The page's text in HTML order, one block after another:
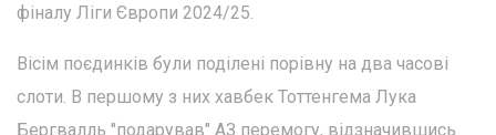
фіналу Ліги Європи 2024/25.
Вісім поєдинків були поділені порівну на два часові
слоти. В першому з них хавбек Тоттенгема Лука
Бергвалль "подарував" АЗ перемогу, відзначившись